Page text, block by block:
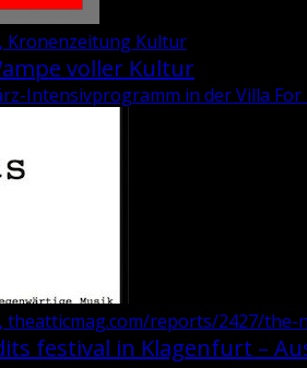
Kronenzeitung Kultur
voller Kultur
Intensivprogramm in der Villa For
theatticmag.com/reports/2427/
festival in Klagenfurt –